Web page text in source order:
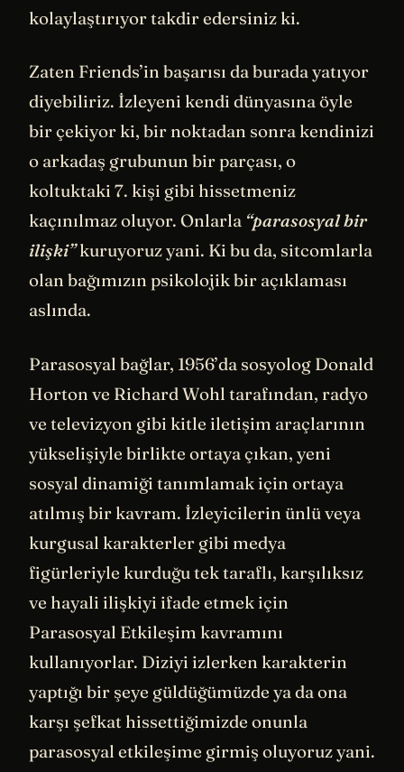
kolaylaştırıyor takdir edersiniz ki.
Zaten Friends’in başarısı da burada yatıyor
diyebiliriz. İzleyeni kendi dünyasına öyle
bir çekiyor ki, bir noktadan sonra kendinizi
o arkadaş grubunun bir parçası, o
koltuktaki 7. kişi gibi hissetmeniz
kaçınılmaz oluyor. Onlarla “parasosyal bir
ilişki”kuruyoruz yani. Ki bu da, sitcomlarla
olan bağımızın psikolojik bir açıklaması
aslında.
Parasosyal bağlar, 1956’da sosyolog Donald
Horton ve Richard Wohl tarafından, radyo
ve televizyon gibi kitle iletişim araçlarının
yükselişiyle birlikte ortaya çıkan, yeni
sosyal dinamiği tanımlamak için ortaya
atılmış bir kavram. İzleyicilerin ünlü veya
kurgusal karakterler gibi medya
figürleriyle kurduğu tek taraflı, karşılıksız
ve hayali ilişkiyi ifade etmek için
Parasosyal Etkileşim kavramını
kullanıyorlar. Diziyi izlerken karakterin
yaptığı bir şeye güldüğümüzde ya da ona
karşı şefkat hissettiğimizde onunla
parasosyal etkileşime girmiş oluyoruz yani.